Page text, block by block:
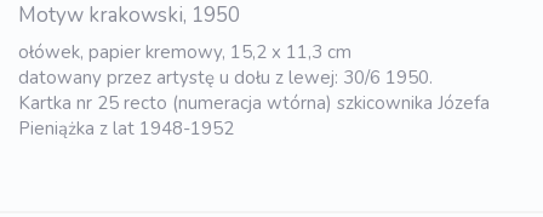
Motyw krakowski, 1950
ołówek, papier kremowy, 15,2 x 11,3 cm
datowany przez artystę u dołu z lewej: 30/6 1950.
Kartka nr 25 recto (numeracja wtórna) szkicownika Józefa
Pieniążka z lat 1948-1952